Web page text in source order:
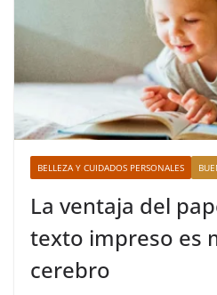
BELLEZA Y CUIDADOS PERSONALES
La ventaja del
texto impreso es
cerebro